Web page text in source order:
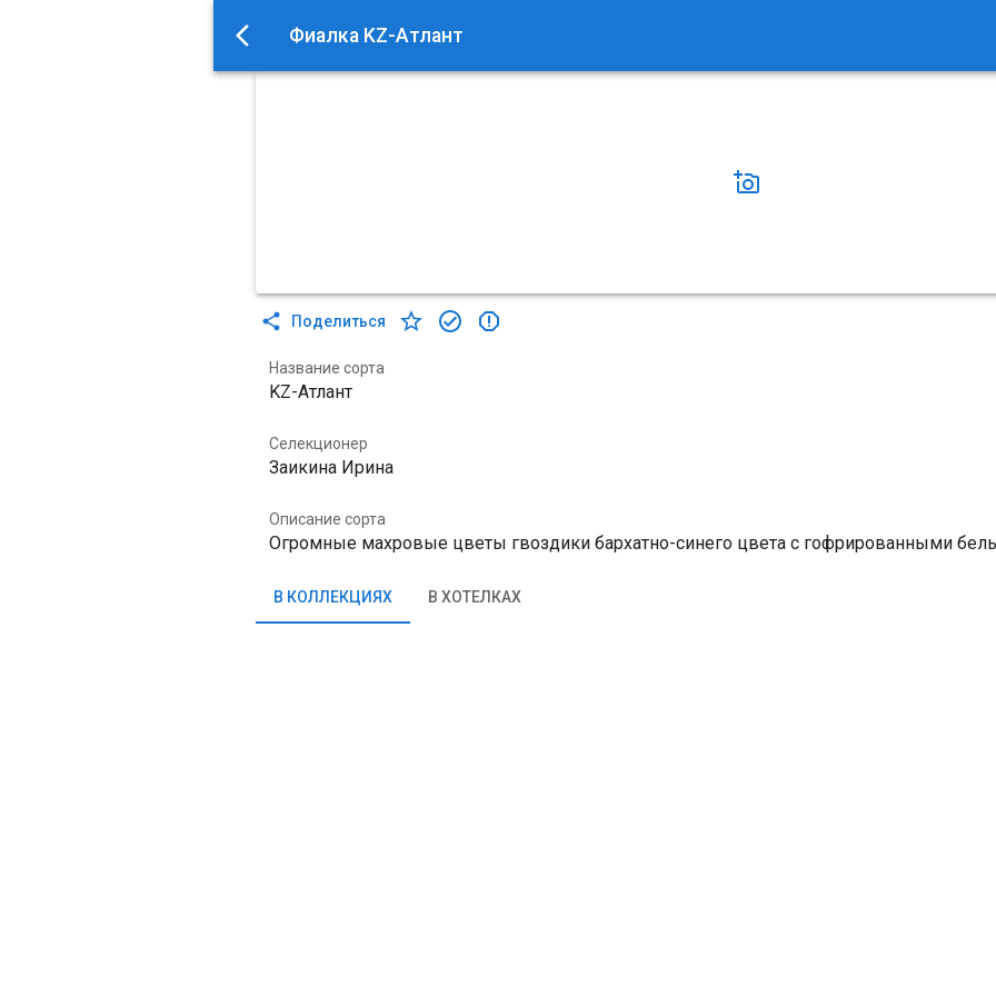
Фиалка KZ-Атлант
Поделиться
Название сорта
KZ-Атлант
Селекционер
Заикина Ирина
Описание сорта
Огромные махровые цветы гвоздики бархатно-синего цвета с гофрированными
В КОЛЛЕКЦИЯХ В ХОТЕЛКАХ